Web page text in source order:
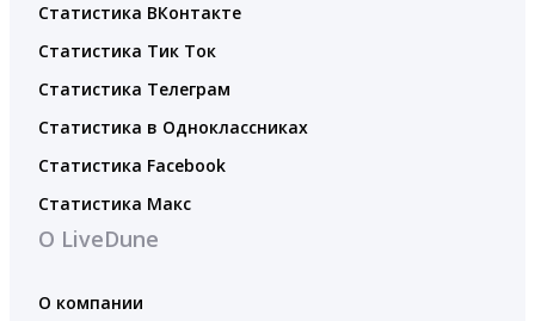
Статистика ВКонтакте
Статистика Тик Ток
Статистика Телеграм
Статистика в Одноклассниках
Статистика Facebook
Статистика Макс
О LiveDune
О компании